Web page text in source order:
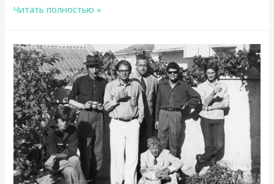
Блумсдэй
Петербурге
Читать полностью »